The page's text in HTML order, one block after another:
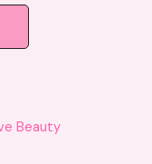
Beauty